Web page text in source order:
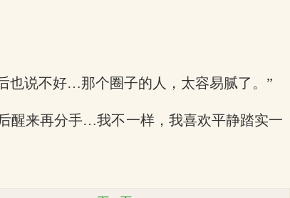
也说不好…那个圈子的人，太容易腻了。”
醒来再分手…我不一样，我喜欢平静踏实一